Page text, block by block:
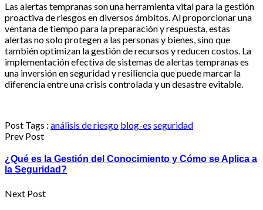
Las alertas tempranas son una herramienta vital para la gestión
proactiva de riesgos en diversos ámbitos. Al proporcionar una
ventana de tiempo para la preparación y respuesta, estas
alertas no solo protegen a las personas y bienes, sino que
también optimizan la gestión de recursos y reducen costos. La
implementación efectiva de sistemas de alertas tempranas es
una inversión en seguridad y resiliencia que puede marcar la
diferencia entre una crisis controlada y un desastre evitable.
Post Tags : análisis de riesgo blog-es seguridad
Prev Post
¿Qué es la Gestión del Conocimiento y Cómo se Aplica a
la Seguridad?
Next Post